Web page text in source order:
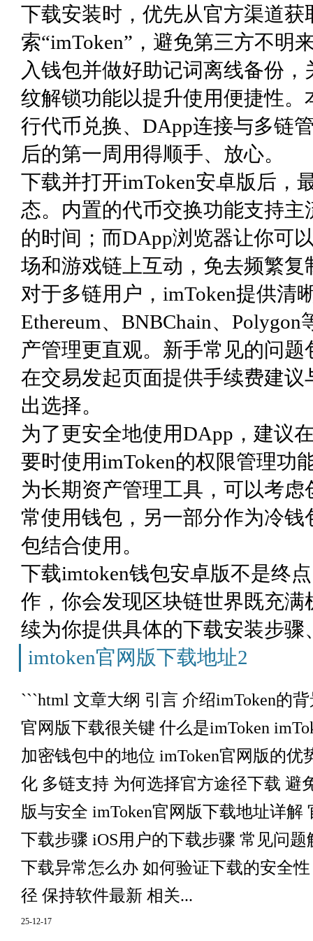
下载安装时，优先从官方渠道
索“imToken”，避免第三方不明
入钱包并做好助记词离线备份
纹解锁功能以提升使用便捷性
行代币兑换、DApp连接与多链
后的第一周用得顺手、放心。
下载并打开imToken安卓版后，
态。内置的代币交换功能支持
的时间；而DApp浏览器让你可
场和游戏链上互动，免去频繁
对于多链用户，imToken提供清
Ethereum、BNBChain、
产管理更直观。新手常见的问
在交易发起页面提供手续费建
出选择。
为了更安全地使用DApp，建议
要时使用imToken的权限管理功
为长期资产管理工具，可以考
常使用钱包，另一部分作为冷
包结合使用。
下载imtoken钱包安卓版不是终
作，你会发现区块链世界既充
续为你提供具体的下载安装步
imtoken官网版下载地址2
```html 文章大纲 引言 介绍imToken的
官网版下载很关键 什么是imToken
加密钱包中的地位 imToken官网版的优
化 多链支持 为何选择官方途径下载 避
版与安全 imToken官网版下载地址详解
下载步骤 iOS用户的下载步骤 常见问
下载异常怎么办 如何验证下载的安全
径 保持软件最新 相关...
25-12-17